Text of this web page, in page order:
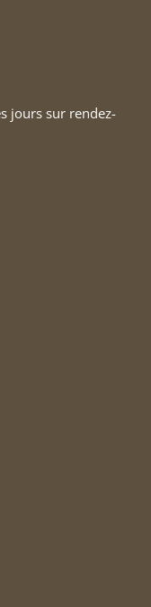
jours sur rendez-